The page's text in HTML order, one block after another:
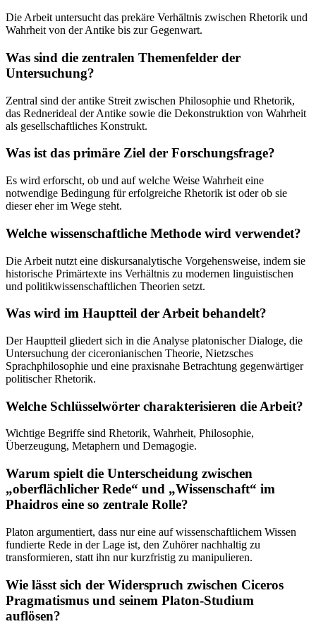
Die Arbeit untersucht das prekäre Verhältnis zwischen Rhetorik und
Wahrheit von der Antike bis zur Gegenwart.
Was sind die zentralen Themenfelder der
Untersuchung?
Zentral sind der antike Streit zwischen Philosophie und Rhetorik,
das Rednerideal der Antike sowie die Dekonstruktion von Wahrheit
als gesellschaftliches Konstrukt.
Was ist das primäre Ziel der Forschungsfrage?
Es wird erforscht, ob und auf welche Weise Wahrheit eine
notwendige Bedingung für erfolgreiche Rhetorik ist oder ob sie
dieser eher im Wege steht.
Welche wissenschaftliche Methode wird verwendet?
Die Arbeit nutzt eine diskursanalytische Vorgehensweise, indem sie
historische Primärtexte ins Verhältnis zu modernen linguistischen
und politikwissenschaftlichen Theorien setzt.
Was wird im Hauptteil der Arbeit behandelt?
Der Hauptteil gliedert sich in die Analyse platonischer Dialoge, die
Untersuchung der ciceronianischen Theorie, Nietzsches
Sprachphilosophie und eine praxisnahe Betrachtung gegenwärtiger
politischer Rhetorik.
Welche Schlüsselwörter charakterisieren die Arbeit?
Wichtige Begriffe sind Rhetorik, Wahrheit, Philosophie,
Überzeugung, Metaphern und Demagogie.
Warum spielt die Unterscheidung zwischen
„oberflächlicher Rede“ und „Wissenschaft“ im
Phaidros eine so zentrale Rolle?
Platon argumentiert, dass nur eine auf wissenschaftlichem Wissen
fundierte Rede in der Lage ist, den Zuhörer nachhaltig zu
transformieren, statt ihn nur kurzfristig zu manipulieren.
Wie lässt sich der Widerspruch zwischen Ciceros
Pragmatismus und seinem Platon-Studium
auflösen?